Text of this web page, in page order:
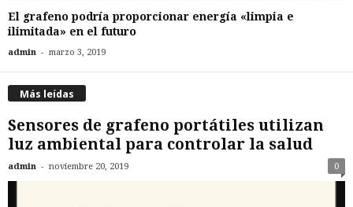
El grafeno podría proporcionar energía «limpia e
ilimitada» en el futuro
admin - marzo 3, 2019
Más leídas
Sensores de grafeno portátiles utilizan
luz ambiental para controlar la salud
admin - noviembre 20, 2019 0